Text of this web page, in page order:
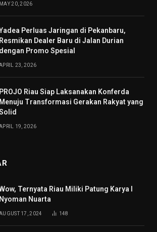
MAY 20, 2026
Perluas Jaringan di Pekanbaru,
Resmikan Dealer Baru di Jalan Durian
dengan Promo Spesial
23, 2026
PROJO Riau Siap Laksanakan Konferda
Menuju Transformasi Gerakan Rakyat yang
19, 2026
Ternyata Riau Miliki Patung Karya I
Nyoman Nuarta
17, 2024 148